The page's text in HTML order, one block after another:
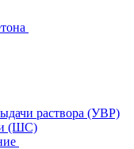
раствора (УВР)
(ШС)